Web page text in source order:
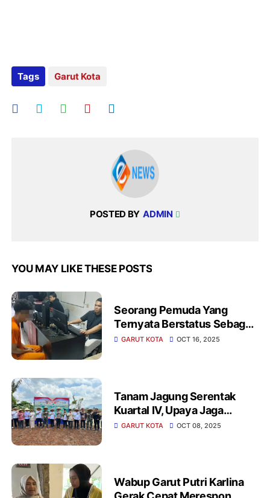
Tags Garut Kota
POSTED BY ADMIN
YOU MAY LIKE THESE POSTS
Seorang Pemuda Yang
Ternyata Berstatus Sebagai
Mahasiswa Di Kabupaten
GARUT KOTA OCT 16, 2025
Tanam Jagung Serentak
Kuartal IV, Upaya Jaga
Ketahanan Pangan
GARUT KOTA OCT 08, 2025
Wabup Garut Putri Karlina